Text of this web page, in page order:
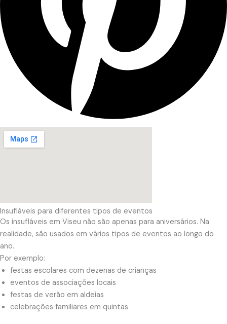
Insufláveis para diferentes tipos de eventos
Os insufláveis em Viseu não são apenas para aniversários. Na
realidade, são usados em vários tipos de eventos ao longo do
ano.
Por exemplo:
festas escolares com dezenas de crianças
eventos de associações locais
festas de verão em aldeias
celebrações familiares em quintas